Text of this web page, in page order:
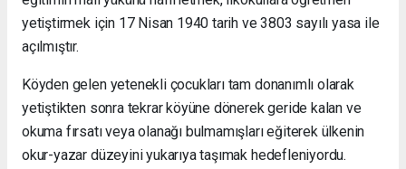
yetiştirmek için 17 Nisan 1940 tarih ve 3803 sayılı yasa ile
açılmıştır.
Köyden gelen yetenekli çocukları tam donanımlı olarak
yetiştikten sonra tekrar köyüne dönerek geride kalan ve
okuma fırsatı veya olanağı bulmamışları eğiterek ülkenin
okur-yazar düzeyini yukarıya taşımak hedefleniyordu.